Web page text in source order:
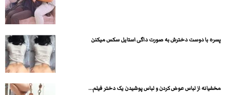
پسره با دوست دخترش به صورت داگی استایل سکس میکنن
مخفیانه از لباس عوض کردن و لباس پوشیدن یک دختر فیلم...